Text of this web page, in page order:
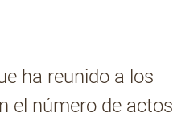
ha reunido a los
el número de actos